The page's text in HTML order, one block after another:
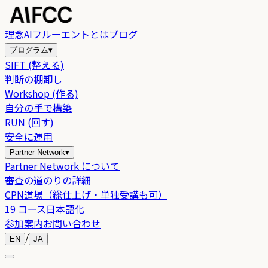
理念AIフルーエントとはブログ
プログラム▾
SIFT (整える)
判断の棚卸し
Workshop (作る)
自分の手で構築
RUN (回す)
安全に運用
Partner Network▾
Partner Network について
審査の道のりの詳細
CPN道場（総仕上げ・単独受講も可）
19 コース日本語化
参加案内お問い合わせ
EN / JA